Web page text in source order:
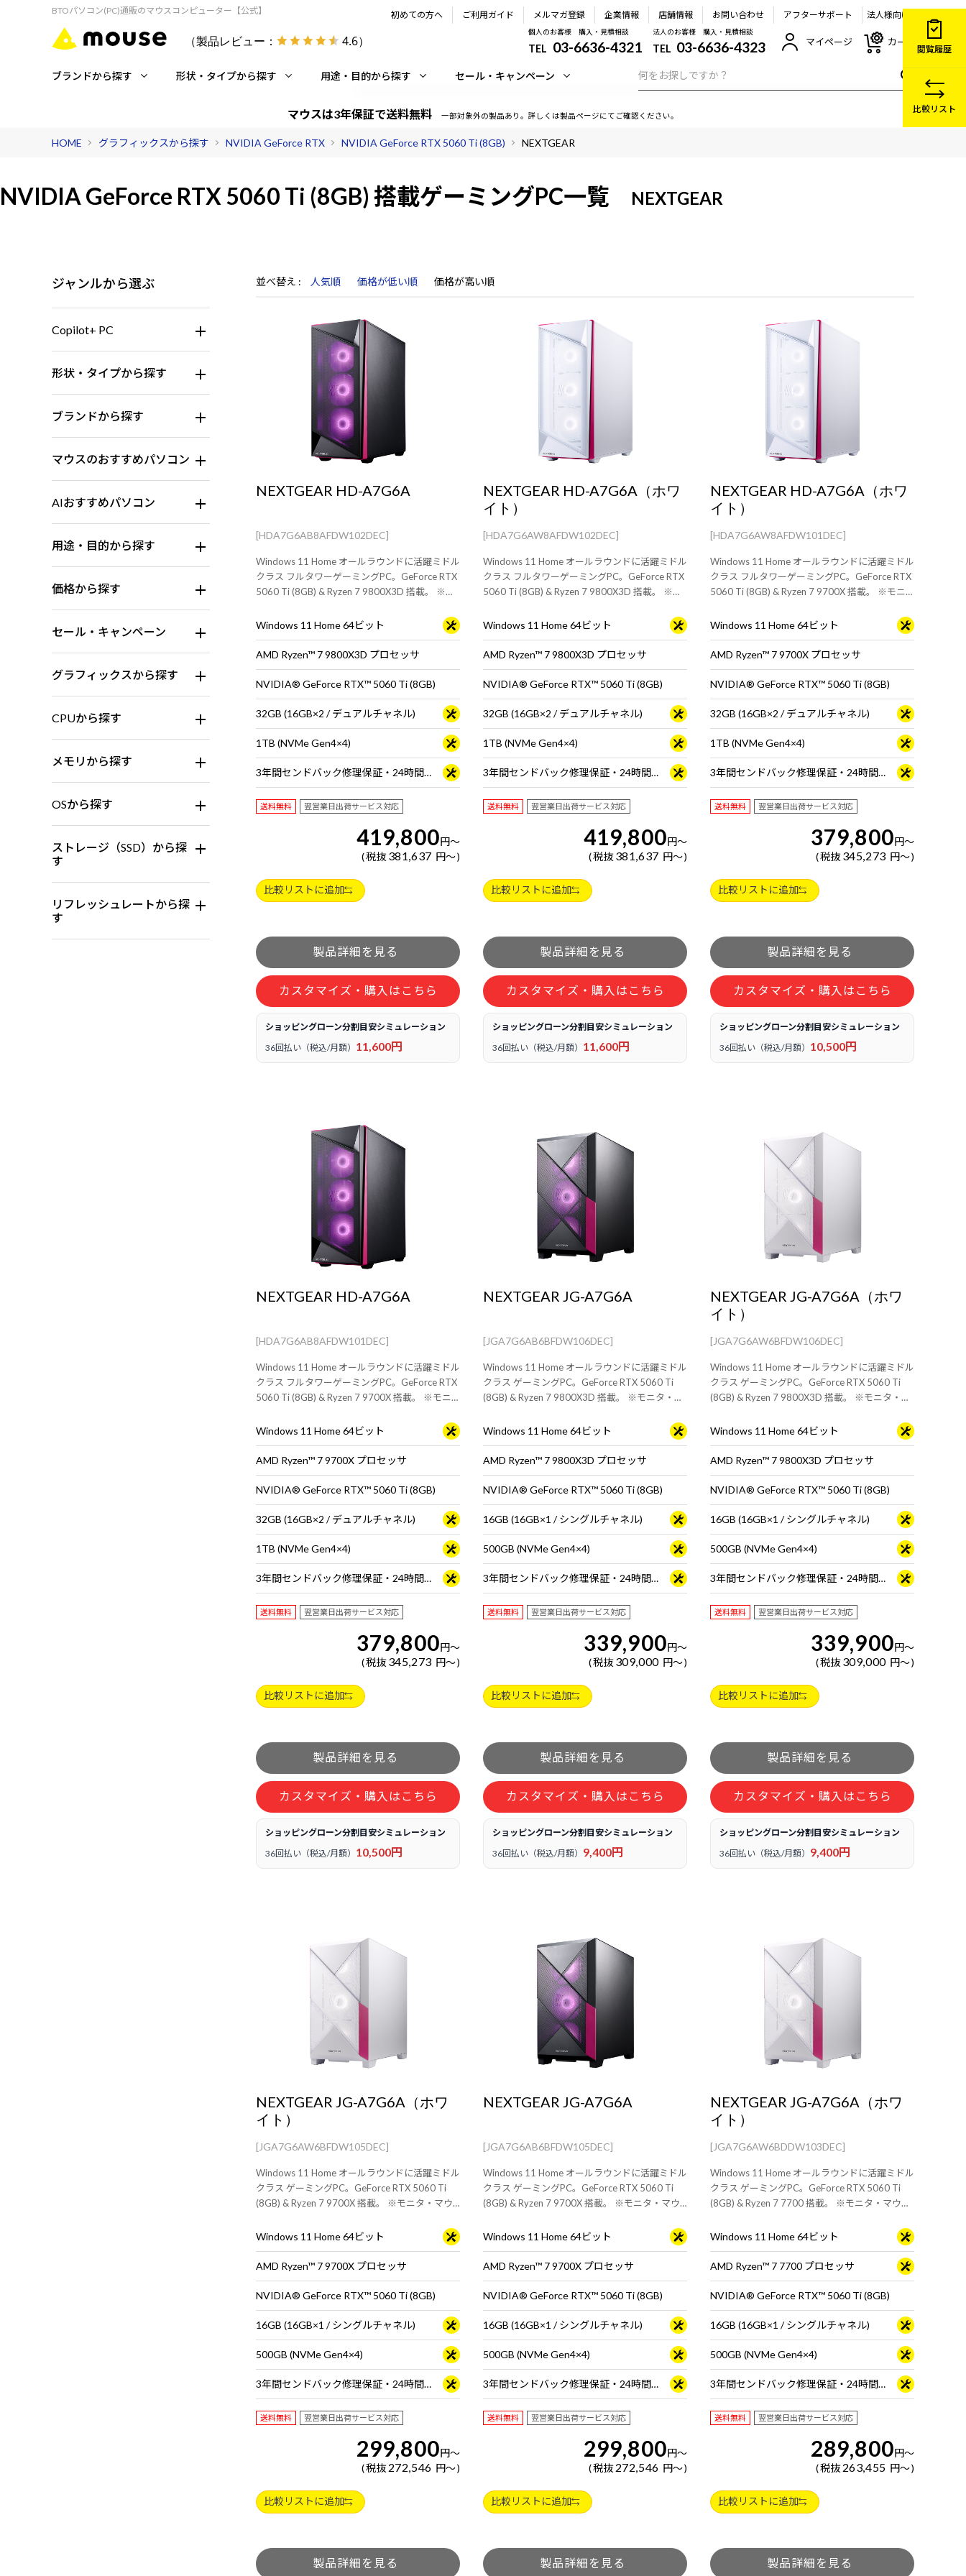
BTOパソコン(PC)通販のマウスコンピューター【公式】
（製品レビュー： 4.6）
初めての方へ ご利用ガイド メルマガ登録 企業情報 店舗情報 お問い合わせ アフターサポート 法人様向け
個人のお客様 購入・見積相談
TEL 03-6636-4321
法人のお客様 購入・見積相談
TEL 03-6636-4323 マイページ カート
ブランドから探す 形状・タイプから探す 用途・目的から探す セール・キャンペーン
マウスは3年保証で送料無料 一部対象外の製品あり。詳しくは製品ページにてご確認ください。
HOME グラフィックスから探す NVIDIA GeForce RTX NVIDIA GeForce RTX 5060 Ti (8GB) NEXTGEAR
NVIDIA GeForce RTX 5060 Ti (8GB) 搭載ゲーミングPC一覧 NEXTGEAR
ジャンルから選ぶ
Copilot+ PC
形状・タイプから探す
ブランドから探す
マウスのおすすめパソコン
AIおすすめパソコン
用途・目的から探す
価格から探す
セール・キャンペーン
グラフィックスから探す
CPUから探す
メモリから探す
OSから探す
ストレージ（SSD）から探
す
リフレッシュレートから探
す
並べ替え 人気順 価格が低い順 価格が高い順
NEXTGEAR HD-A7G6A
[HDA7G6AB8AFDW102DEC]
Windows 11 Home オールラウンドに活躍ミドル
クラス フルタワーゲーミングPC。GeForce RTX
5060 Ti (8GB) & Ryzen 7 9800X3D 搭載。 ※モ
Windows 11 Home 64ビット
AMD Ryzen™ 7 9800X3D プロセッサ
NVIDIA® GeForce RTX™ 5060 Ti (8GB)
32GB (16GB×2 / デュアルチャネル)
1TB (NVMe Gen4×4)
3年間センドバック修理保証・24時間×365日電話サポート
送料無料 翌営業日出荷サービス対応
419,800円～
税抜 381,637 円～
比較リストに追加
カスタマイズ・購入はこちら
ショッピングローン分割目安シミュレーション
36回払い（税込/月額） 11,600円
NEXTGEAR HD-A7G6A（ホワ
イト）
[HDA7G6AW8AFDW102DEC]
Windows 11 Home オールラウンドに活躍ミドル
クラス フルタワーゲーミングPC。GeForce RTX
5060 Ti (8GB) & Ryzen 7 9800X3D 搭載。 ※モ
Windows 11 Home 64ビット
AMD Ryzen™ 7 9800X3D プロセッサ
NVIDIA® GeForce RTX™ 5060 Ti (8GB)
32GB (16GB×2 / デュアルチャネル)
1TB (NVMe Gen4×4)
3年間センドバック修理保証・24時間×365日電話サポート
送料無料 翌営業日出荷サービス対応
419,800円～
税抜 381,637 円～
比較リストに追加
カスタマイズ・購入はこちら
ショッピングローン分割目安シミュレーション
36回払い（税込/月額） 11,600円
NEXTGEAR HD-A7G6A（ホワ
イト）
[HDA7G6AW8AFDW101DEC]
Windows 11 Home オールラウンドに活躍ミドル
クラス フルタワーゲーミングPC。GeForce RTX
5060 Ti (8GB) & Ryzen 7 9700X 搭載。 ※モニ
Windows 11 Home 64ビット
AMD Ryzen™ 7 9700X プロセッサ
NVIDIA® GeForce RTX™ 5060 Ti (8GB)
32GB (16GB×2 / デュアルチャネル)
1TB (NVMe Gen4×4)
3年間センドバック修理保証・24時間×365日電話サポート
送料無料 翌営業日出荷サービス対応
379,800円～
税抜 345,273 円～
比較リストに追加
カスタマイズ・購入はこちら
ショッピングローン分割目安シミュレーション
36回払い（税込/月額） 10,500円
NEXTGEAR HD-A7G6A
[HDA7G6AB8AFDW101DEC]
Windows 11 Home オールラウンドに活躍ミドル
クラス フルタワーゲーミングPC。GeForce RTX
5060 Ti (8GB) & Ryzen 7 9700X 搭載。 ※モニ
Windows 11 Home 64ビット
AMD Ryzen™ 7 9700X プロセッサ
NVIDIA® GeForce RTX™ 5060 Ti (8GB)
32GB (16GB×2 / デュアルチャネル)
1TB (NVMe Gen4×4)
3年間センドバック修理保証・24時間×365日電話サポート
送料無料 翌営業日出荷サービス対応
379,800円～
税抜 345,273 円～
比較リストに追加
カスタマイズ・購入はこちら
ショッピングローン分割目安シミュレーション
36回払い（税込/月額） 10,500円
NEXTGEAR JG-A7G6A
[JGA7G6AB6BFDW106DEC]
Windows 11 Home オールラウンドに活躍ミドル
クラス ゲーミングPC。GeForce RTX 5060 Ti
(8GB) & Ryzen 7 9800X3D 搭載。 ※モニタ・マ
Windows 11 Home 64ビット
AMD Ryzen™ 7 9800X3D プロセッサ
NVIDIA® GeForce RTX™ 5060 Ti (8GB)
16GB (16GB×1 / シングルチャネル)
500GB (NVMe Gen4×4)
3年間センドバック修理保証・24時間×365日電話サポート
送料無料 翌営業日出荷サービス対応
339,900円～
税抜 309,000 円～
比較リストに追加
カスタマイズ・購入はこちら
ショッピングローン分割目安シミュレーション
36回払い（税込/月額） 9,400円
NEXTGEAR JG-A7G6A（ホワ
イト）
[JGA7G6AW6BFDW106DEC]
Windows 11 Home オールラウンドに活躍ミドル
クラス ゲーミングPC。GeForce RTX 5060 Ti
(8GB) & Ryzen 7 9800X3D 搭載。 ※モニタ・マ
Windows 11 Home 64ビット
AMD Ryzen™ 7 9800X3D プロセッサ
NVIDIA® GeForce RTX™ 5060 Ti (8GB)
16GB (16GB×1 / シングルチャネル)
500GB (NVMe Gen4×4)
3年間センドバック修理保証・24時間×365日電話サポート
送料無料 翌営業日出荷サービス対応
339,900円～
税抜 309,000 円～
比較リストに追加
カスタマイズ・購入はこちら
ショッピングローン分割目安シミュレーション
36回払い（税込/月額） 9,400円
NEXTGEAR JG-A7G6A（ホワ
イト）
[JGA7G6AW6BFDW105DEC]
Windows 11 Home オールラウンドに活躍ミドル
クラス ゲーミングPC。GeForce RTX 5060 Ti
(8GB) & Ryzen 7 9700X 搭載。 ※モニタ・マウ
Windows 11 Home 64ビット
AMD Ryzen™ 7 9700X プロセッサ
NVIDIA® GeForce RTX™ 5060 Ti (8GB)
16GB (16GB×1 / シングルチャネル)
500GB (NVMe Gen4×4)
3年間センドバック修理保証・24時間×365日電話サポート
送料無料 翌営業日出荷サービス対応
299,800円～
税抜 272,546 円～
比較リストに追加
NEXTGEAR JG-A7G6A
[JGA7G6AB6BFDW105DEC]
Windows 11 Home オールラウンドに活躍ミドル
クラス ゲーミングPC。GeForce RTX 5060 Ti
(8GB) & Ryzen 7 9700X 搭載。 ※モニタ・マウ
Windows 11 Home 64ビット
AMD Ryzen™ 7 9700X プロセッサ
NVIDIA® GeForce RTX™ 5060 Ti (8GB)
16GB (16GB×1 / シングルチャネル)
500GB (NVMe Gen4×4)
3年間センドバック修理保証・24時間×365日電話サポート
送料無料 翌営業日出荷サービス対応
299,800円～
税抜 272,546 円～
比較リストに追加
NEXTGEAR JG-A7G6A（ホワ
イト）
[JGA7G6AW6BDDW103DEC]
Windows 11 Home オールラウンドに活躍ミドル
クラス ゲーミングPC。GeForce RTX 5060 Ti
(8GB) & Ryzen 7 7700 搭載。 ※モニタ・マウ
Windows 11 Home 64ビット
AMD Ryzen™ 7 7700 プロセッサ
NVIDIA® GeForce RTX™ 5060 Ti (8GB)
16GB (16GB×1 / シングルチャネル)
500GB (NVMe Gen4×4)
3年間センドバック修理保証・24時間×365日電話サポート
送料無料 翌営業日出荷サービス対応
289,800円～
税抜 263,455 円～
比較リストに追加
閲覧履歴
比較リスト